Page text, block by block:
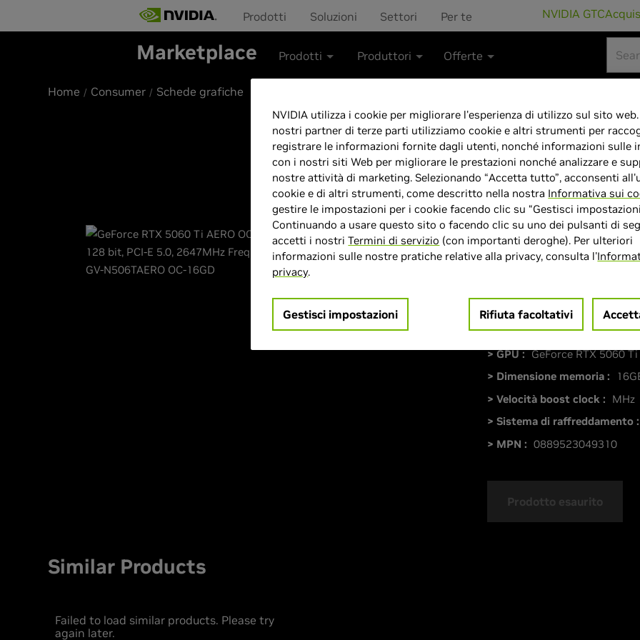
Prodotti Soluzioni Settori Per te NVIDIA GTC
Marketplace Prodotti Produttori Offerte
Home Consumer Schede grafiche
GeForce RTX
Grafica – 16
2647MHz
1 x HDMI, GV-
> GPU : GeForce RTX 5060 Ti
> Dimensione memoria :
> Velocità boost clock : MHz
> Sistema di raffreddamento :
> MPN : 0889523049310
Prodotto esaurito
Similar Products
Failed to load similar products. Please try
again later.
NVIDIA utilizza i cookie per migliorare l'esperienza di utilizzo sul sito
nostri partner di terze parti utilizziamo cookie e altri strumenti per
registrare le informazioni fornite dagli utenti, nonché informazioni sulle
con i nostri siti Web per migliorare le prestazioni nonché analizzare e
nostre attività di marketing. Selezionando “Accetta tutto”, acconsenti
cookie e di altri strumenti, come descritto nella nostra Informativa sui
gestire le impostazioni per i cookie facendo clic su “Gestisci
Continuando a usare questo sito o facendo clic su uno dei pulsanti di
accetti i nostriTermini di servizio (con importanti deroghe). Per ulteriori
informazioni sulle nostre pratiche relative alla privacy, consulta l'
privacy.
Gestisci impostazioni Rifiuta facoltativi